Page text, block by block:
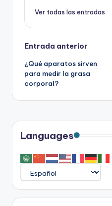
Ver todas las entradas
Navegación
de
entradas
Entrada anterior
¿Qué aparatos sirven
para medir la grasa
corporal?
Languages